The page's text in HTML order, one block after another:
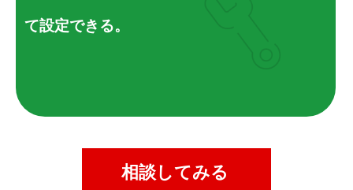
SDGs取り組み
お問合せ
て設定できる。
相談してみる